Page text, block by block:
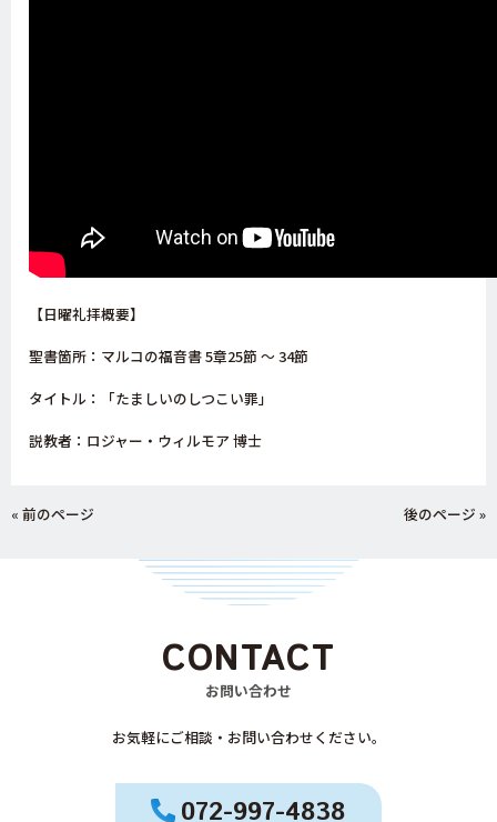
【日曜礼拝概要】
聖書箇所：マルコの福音書 5章25節 〜 34節
タイトル：「たましいのしつこい罪」
説教者：ロジャー・ウィルモア 博士
« 前のページ 後のページ »
CONTACT
お問い合わせ
お気軽にご相談・お問い合わせください。
072-997-4838